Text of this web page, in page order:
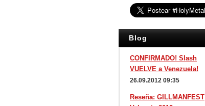
Blog
CONFIRMADO! Slash
VUELVE a Venezuela!
26.09.2012 09:35
Reseña: GILLMANFEST